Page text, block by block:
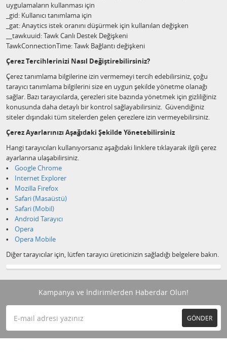
uygulamaların kullanması için
_gid: Kullanıcı tanımlama için
_gat: Anaytics istek oranını düşürmek için kullanılan değişken
__tawkuuid: Tawk Canlı Destek Değişkeni
TawkConnectionTime: Tawk Bağlantı değişkeni
Çerez Tercihlerinizi Nasıl Değiştirebilirsiniz?
Çerez tanımlama bilgilerine izin vermemeyi tercih edebilirsiniz, çoğu
tarayıcı tanımlama bilgilerini size en uygun şekilde yönetme olanağı
sağlar. Bazı tarayıcılarda, çerezleri site bazında yönetmek için gizliliğiniz
konusunda daha detaylı bir kontrol sağlayabilirsiniz. Güvendiğiniz
siteler dışındaki tüm sitelerden gelen çerezlere izin vermeyebilirsiniz.
Çerez Ayarlarınızı Aşağıdaki Şekilde Yönetebilirsiniz
Hangi tarayıcıları kullanıyorsanız aşağıdaki linklere tıklayarak ilgili çerez
ayarlarına ulaşabilirsiniz.
• Google Chrome
• Internet Explorer
• Mozilla Firefox
• Safari (Masaüstü)
• Safari (Mobil)
• Android Tarayıcı
• Opera
• Opera Mobile
Diğer tarayıcılar için, lütfen tarayıcı üreticinizin sağladığı belgelere bakın.
Kampanya ve İndirimlerden Haberdar Olun!
GÖNDER